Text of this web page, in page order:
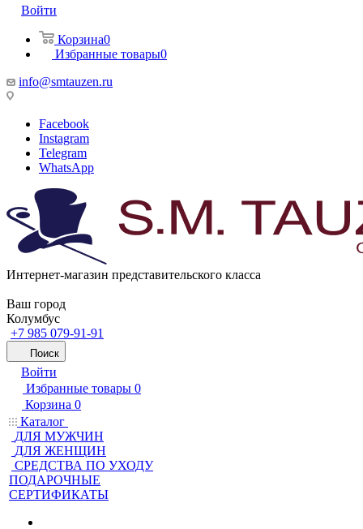
Войти
Корзина0
Избранные товары0
info@smtauzen.ru
Facebook
Instagram
Telegram
WhatsApp
Интернет-магазин представительского класса
Ваш город
Колумбус
+7 985 079-91-91
Поиск
Войти
Избранные товары 0
Корзина 0
Каталог
ДЛЯ МУЖЧИН
ДЛЯ ЖЕНЩИН
CРЕДСТВА ПО УХОДУ
ПОДАРОЧНЫЕ
СЕРТИФИКАТЫ